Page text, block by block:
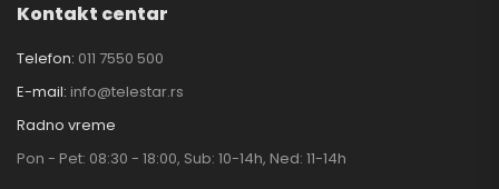
Kontakt centar
Telefon: 011 7550 500
E-mail: info@telestar.rs
Radno vreme
Pon - Pet: 08:30 - 18:00, Sub: 10-14h, Ned: 11-14h